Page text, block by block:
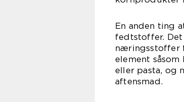
En anden ting
fedtstoffer.
næringsstoffer
element
eller pasta, og
aftensmad.